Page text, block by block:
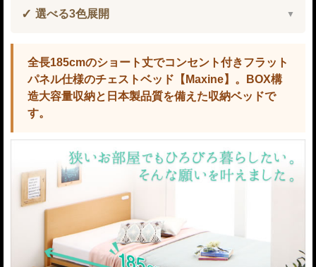
選べる3色展開
全長185cmのショート丈でコンセント付きフラット
パネル仕様のチェストベッド【Maxine】。BOX構
造大容量収納と日本製品質を備えた収納ベッドで
す。